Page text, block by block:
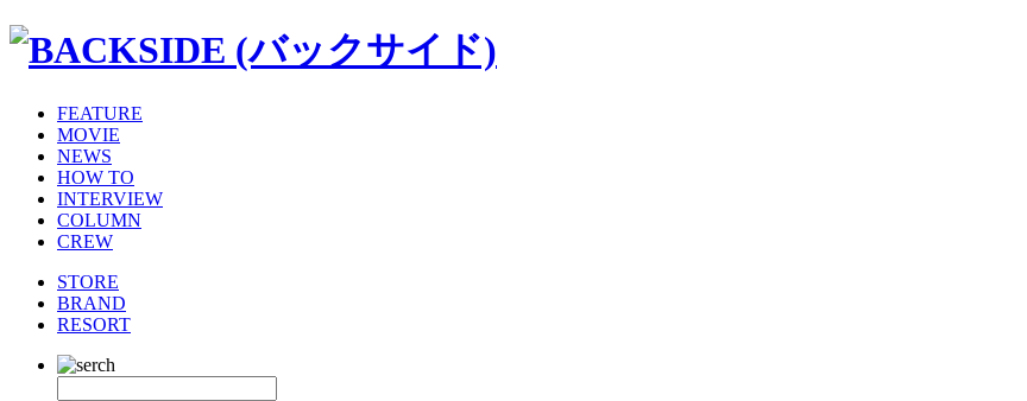
FEATURE
MOVIE
NEWS
HOW TO
INTERVIEW
COLUMN
CREW
STORE
BRAND
RESORT